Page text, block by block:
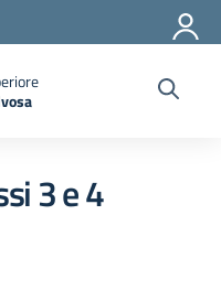
della scuola
3 e 4